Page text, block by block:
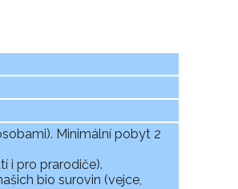
Minimální pobyt 2
i pro prarodiče).
bio surovin (vejce,